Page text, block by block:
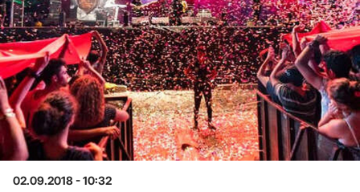
02.09.2018 - 10:32